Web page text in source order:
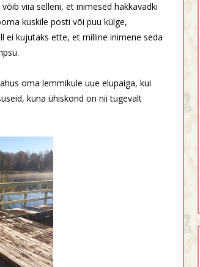
viia selleni, et inimesed hakkavadki
kuskile posti või puu külge,
ei kujutaks ette, et milline inimene seda
oma lemmikule uue elupaiga, kui
kuna ühiskond on nii tugevalt